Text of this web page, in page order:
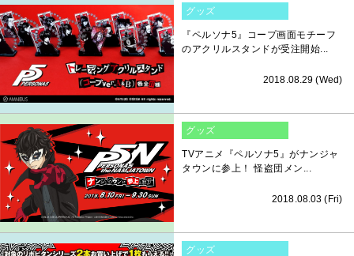
グッズ
『ペルソナ5』コープ画面モチーフ
のアクリルスタンドが受注開始...
2018.08.29 (Wed)
グッズ
TVアニメ『ペルソナ5』がナンジャ
タウンに参上！ 怪盗団メン...
2018.08.03 (Fri)
グッズ